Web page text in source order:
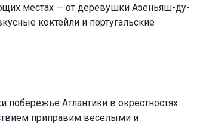
местах — от деревушки Азеньяш-ду-
коктейли и португальские
Атлантики в окрестностях
приправим веселыми и